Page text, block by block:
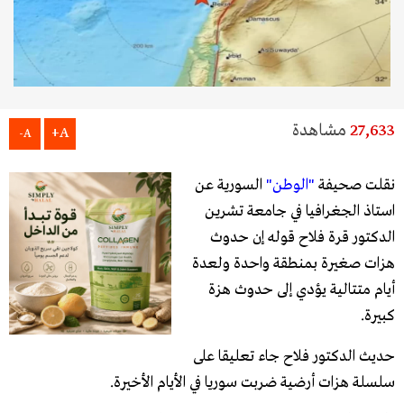
27,633 مشاهدة A+
A-
نقلت صحيفة "الوطن" السورية عن
استاذ الجغرافيا في جامعة تشرين
الدكتور قرة فلاح قوله إن حدوث
هزات صغيرة بمنطقة واحدة ولعدة
أيام متتالية يؤدي إلى حدوث هزة
كبيرة.
حديث الدكتور فلاح جاء تعليقا على
سلسلة هزات أرضية ضربت سوريا في الأيام الأخيرة.